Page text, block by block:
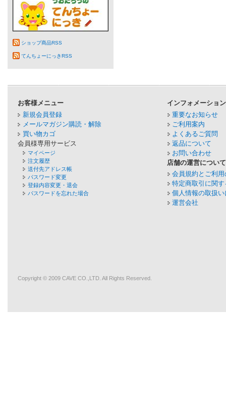
ショップ商品RSS
てんちょーにっきRSS
お客様メニュー
新規会員登録
メールマガジン購読・解除
買い物カゴ
会員様専用サービス
マイページ
注文履歴
送付先アドレス帳
パスワード変更
登録内容変更・退会
パスワードを忘れた場合
インフォメーション
重要なお知らせ
ご利用案内
よくあるご質問
返品について
お問い合わせ
店舗の運営について
会員規約とご利
特定商取引に関
個人情報の取扱
運営会社
Copyright © 2009 CAVE CO.,LTD. All Rights Reserved.